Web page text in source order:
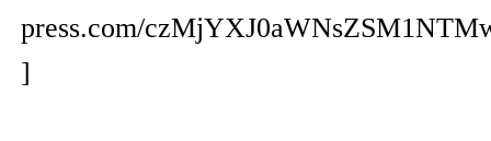
press.com/
]